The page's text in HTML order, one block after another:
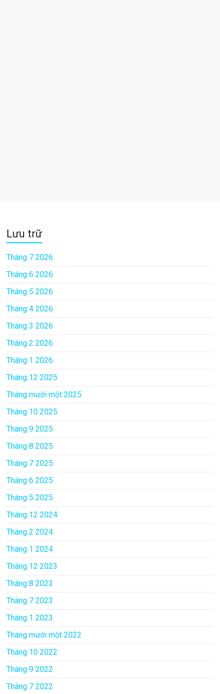
Lưu trữ
Tháng 7 2026
Tháng 6 2026
Tháng 5 2026
Tháng 4 2026
Tháng 3 2026
Tháng 2 2026
Tháng 1 2026
Tháng 12 2025
Tháng mười một 2025
Tháng 10 2025
Tháng 9 2025
Tháng 8 2025
Tháng 7 2025
Tháng 6 2025
Tháng 5 2025
Tháng 12 2024
Tháng 2 2024
Tháng 1 2024
Tháng 12 2023
Tháng 8 2023
Tháng 7 2023
Tháng 1 2023
Tháng mười một 2022
Tháng 10 2022
Tháng 9 2022
Tháng 7 2022